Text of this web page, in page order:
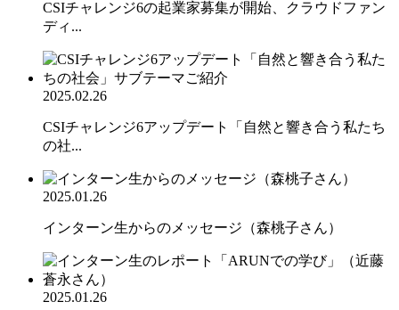
CSIチャレンジ6の起業家募集が開始、クラウドファン
ディ...
2025.02.26
CSIチャレンジ6アップデート「自然と響き合う私たち
の社...
2025.01.26
インターン生からのメッセージ（森桃子さん）
2025.01.26